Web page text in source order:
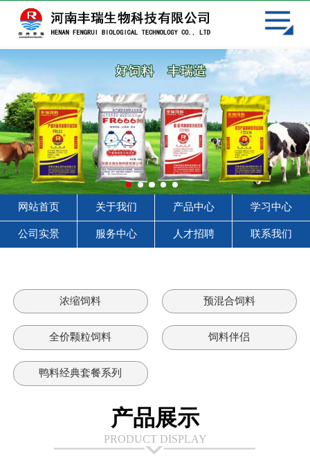
网站首页
关于我们
产品中心
学习中心
客户见证
服务中心
人才招聘
网站首页 关于我们 产品中心 学习中心
公司实景 服务中心 人才招聘 联系我们
浓缩饲料 预混合饲料
全价颗粒饲料 饲料伴侣
鸭料经典套餐系列
产品展示
PRODUCT DISPLAY